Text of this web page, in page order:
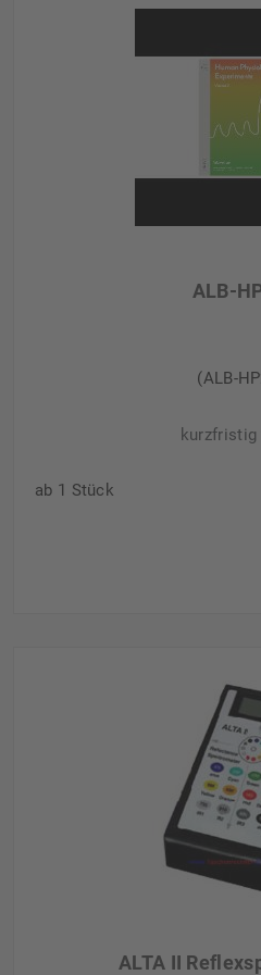
ALB-
(ALB-
kurzfristig
ab 1 Stück
ALTA II